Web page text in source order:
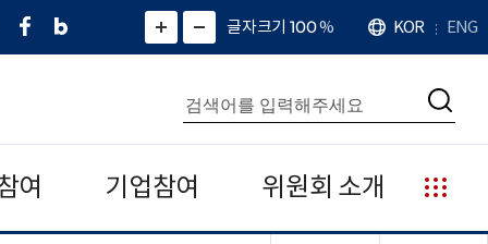
페
네
그
)
화
면
면
소
확
대
치
글자크기 100%
언
어
KOR ENG
통
합
검
색
검
여 기업참여 위원회 소개
누
리